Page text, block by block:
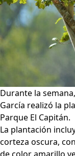
parques
Durante la
García realizó la
Parque El Capitán.
La plantación
corteza oscura,